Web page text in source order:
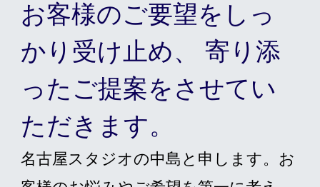
店舗一覧 Q&A 資料請求 WEBカタログ
お客様のご要望をしっ
かり受け止め、 寄り添
ったご提案をさせてい
ただきます。
名古屋スタジオの中島と申します。お